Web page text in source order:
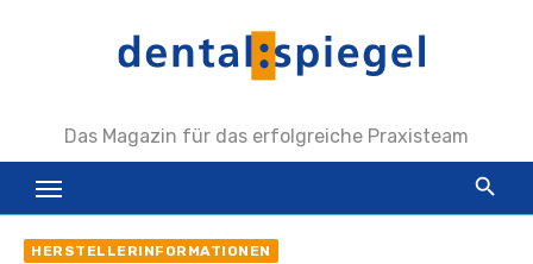
Das Magazin für das erfolgreiche Praxisteam
HERSTELLERINFORMATIONEN